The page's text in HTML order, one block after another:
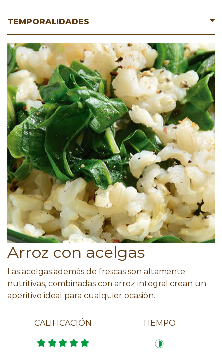
TEMPORALIDADES
Arroz con acelgas
Las acelgas además de frescas son altamente
nutritivas, combinadas con arroz integral crean un
aperitivo ideal para cualquier ocasión.
CALIFICACIÓN TIEMPO